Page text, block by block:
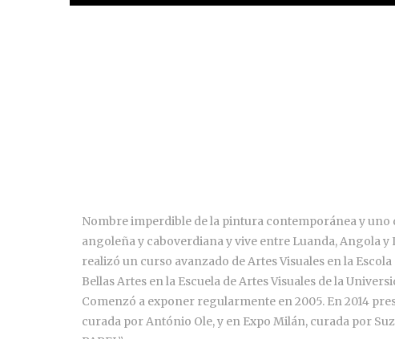
Nombre imperdible de la pintura contemporánea y uno
angoleña y caboverdiana y vive entre Luanda, Angola y
realizó un curso avanzado de Artes Visuales en la
Bellas Artes en la Escuela de Artes Visuales de la
Comenzó a exponer regularmente en 2005. En 2014
curada por António Ole, y en Expo Milán, curada por